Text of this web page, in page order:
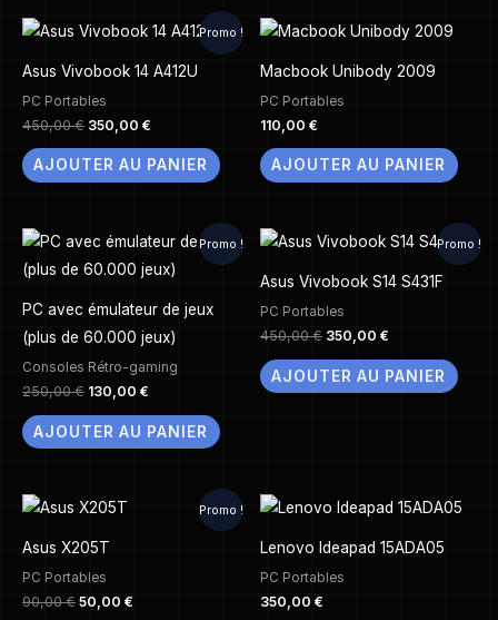
Promo !
Asus Vivobook 14 A412U
PC Portables
450,00€
Le
était :
450,00 €.
350,00 €
Le
est :
AJOUTER AU PANIER
Macbook Unibody 2009
PC Portables
110,00 €
AJOUTER AU PANIER
Promo !
PC avec émulateur de jeux
(plus de 60.000 jeux)
Consoles Rétro-gaming
250,00€
Le
initial
250,00 €.
130,00 €
Le
actuel
130,00 €.
AJOUTER AU PANIER
Promo !
Asus Vivobook S14 S431F
PC Portables
450,00€
Le
initial
était :
450,00 €.
350,00 €
Le
actuel
est :
AJOUTER AU PANIER
Promo !
Asus X205T
PC Portables
90,00€
Le
initial
était :
90,00 €.
50,00 €
Lenovo Ideapad 15ADA05
PC Portables
350,00 €